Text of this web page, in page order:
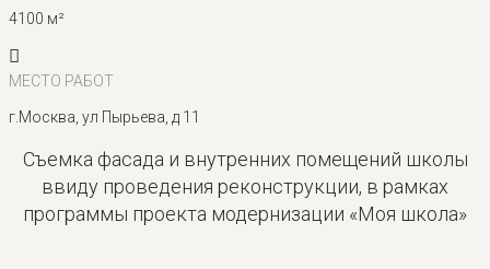
4100 м²
МЕСТО РАБОТ
г.Москва, ул Пырьева, д 11
Съемка фасада и внутренних помещений школы
ввиду проведения реконструкции, в рамках
программы проекта модернизации «Моя школа»